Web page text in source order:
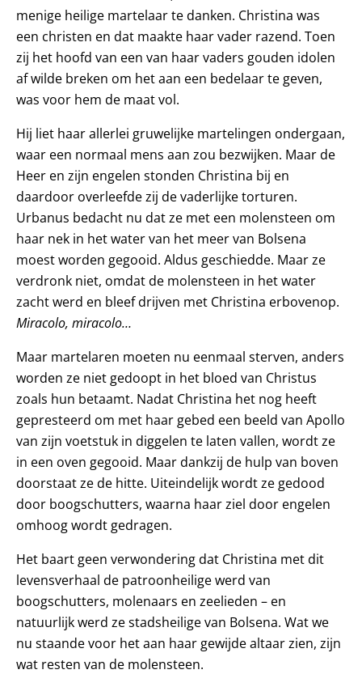
menige heilige martelaar te danken. Christina was
een christen en dat maakte haar vader razend. Toen
zij het hoofd van een van haar vaders gouden idolen
af wilde breken om het aan een bedelaar te geven,
was voor hem de maat vol.
Hij liet haar allerlei gruwelijke martelingen ondergaan,
waar een normaal mens aan zou bezwijken. Maar de
Heer en zijn engelen stonden Christina bij en
daardoor overleefde zij de vaderlijke torturen.
Urbanus bedacht nu dat ze met een molensteen om
haar nek in het water van het meer van Bolsena
moest worden gegooid. Aldus geschiedde. Maar ze
verdronk niet, omdat de molensteen in het water
zacht werd en bleef drijven met Christina erbovenop.
Miracolo, miracolo…
Maar martelaren moeten nu eenmaal sterven, anders
worden ze niet gedoopt in het bloed van Christus
zoals hun betaamt. Nadat Christina het nog heeft
gepresteerd om met haar gebed een beeld van Apollo
van zijn voetstuk in diggelen te laten vallen, wordt ze
in een oven gegooid. Maar dankzij de hulp van boven
doorstaat ze de hitte. Uiteindelijk wordt ze gedood
door boogschutters, waarna haar ziel door engelen
omhoog wordt gedragen.
Het baart geen verwondering dat Christina met dit
levensverhaal de patroonheilige werd van
boogschutters, molenaars en zeelieden – en
natuurlijk werd ze stadsheilige van Bolsena. Wat we
nu staande voor het aan haar gewijde altaar zien, zijn
wat resten van de molensteen.